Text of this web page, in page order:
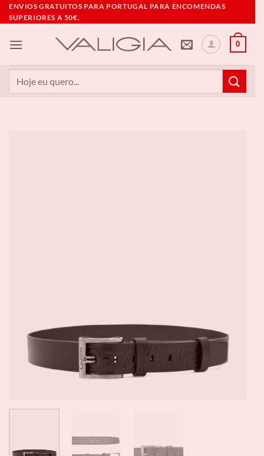
Skip
to
ENVIOS GRATUITOS PARA PORTUGAL PARA ENCOMENDAS
SUPERIORES A 50€.
0